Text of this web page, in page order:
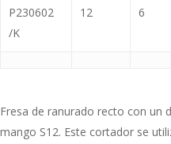
P230602
/K
12 6
Fresa de ranurado recto con un
mango S12. Este cortador se